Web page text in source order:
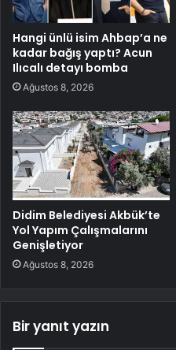
Hangi ünlü isim Ahbap’a ne
kadar bağış yaptı? Acun
Ilıcalı detayı bomba
Ağustos 8, 2026
Didim Belediyesi Akbük’te
Yol Yapım Çalışmalarını
Genişletiyor
Ağustos 8, 2026
Bir yanıt yazın